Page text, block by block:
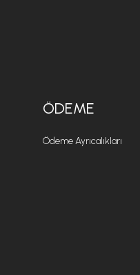
ÖDEME
Ödeme Ayrıcalıkları